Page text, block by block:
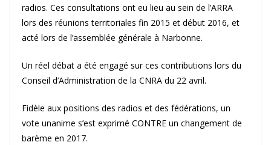
radios. Ces consultations ont eu lieu au sein de l’ARRA
lors des réunions territoriales fin 2015 et début 2016, et
acté lors de l’assemblée générale à Narbonne.
Un réel débat a été engagé sur ces contributions lors du
Conseil d’Administration de la CNRA du 22 avril.
Fidèle aux positions des radios et des fédérations, un
vote unanime s’est exprimé CONTRE un changement de
barème en 2017.